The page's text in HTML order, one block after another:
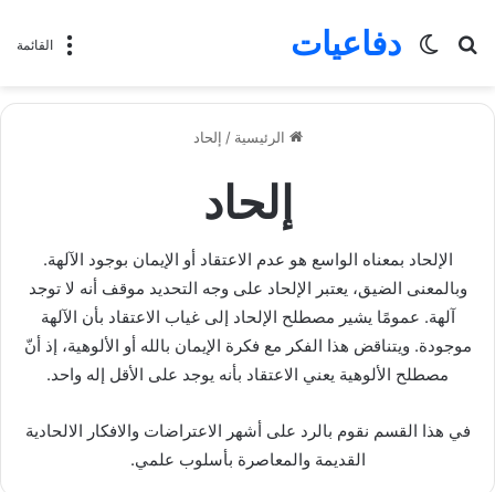
القائمة دفاعيات
بحث
الوضع
الرئيسية / إلحاد
إلحاد
الإلحاد بمعناه الواسع هو عدم الاعتقاد أو الإيمان بوجود الآلهة.
وبالمعنى الضيق، يعتبر الإلحاد على وجه التحديد موقف أنه لا توجد
آلهة. عمومًا يشير مصطلح الإلحاد إلى غياب الاعتقاد بأن الآلهة
موجودة. ويتناقض هذا الفكر مع فكرة الإيمان بالله أو الألوهية، إذ أنّ
مصطلح الألوهية يعني الاعتقاد بأنه يوجد على الأقل إله واحد.
في هذا القسم نقوم بالرد على أشهر الاعتراضات والافكار الالحادية
القديمة والمعاصرة بأسلوب علمي.